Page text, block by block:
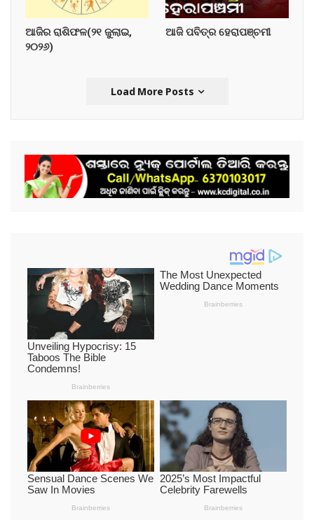
ଆଜିର ରାଶିଫଳ(୨୧ ଜୁଲାଇ,
୨୦୨୬)
ଆଜି ପବିତ୍ର ହେରାପଞ୍ଚମୀ
Load More Posts